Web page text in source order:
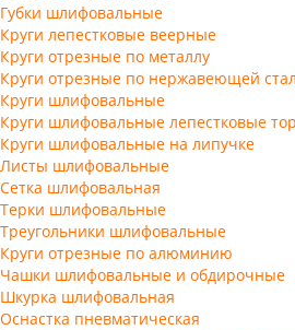
Губки шлифовальные
Круги лепестковые веерные
Круги отрезные по металлу
Круги отрезные по нержавеющей
Круги шлифовальные
Круги шлифовальные лепестковые
Круги шлифовальные на липучке
Листы шлифовальные
Сетка шлифовальная
Терки шлифовальные
Треугольники шлифовальные
Круги отрезные по алюминию
Чашки шлифовальные и обдирочные
Шкурка шлифовальная
Оснастка пневматическая